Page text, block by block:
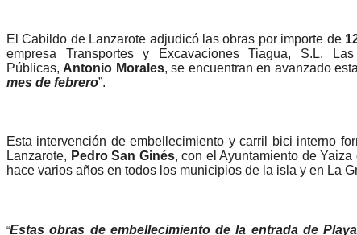
El Cabildo de Lanzarote adjudicó las obras por importe de
empresa Transportes y Excavaciones Tiagua, S.L.
Públicas, Antonio Morales, se encuentran en avanzado
mes de febrero”.
Esta intervención de embellecimiento y carril bici interno
Lanzarote, Pedro San Ginés, con el Ayuntamiento de
hace varios años en todos los municipios de la isla y en La
“Estas obras de embellecimiento de la entrada de